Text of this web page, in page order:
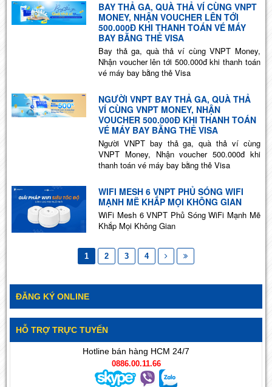
BAY THẢ GA, QUÀ THẢ VÍ CÙNG VNPT
MONEY, NHẬN VOUCHER LÊN TỚI
500.000Đ KHI THANH TOÁN VÉ MÁY
BAY BẰNG THẺ VISA
Bay thả ga, quà thả ví cùng VNPT Money,
Nhận voucher lên tới 500.000đ khi thanh toán
vé máy bay bằng thẻ Visa
NGƯỜI VNPT BAY THẢ GA, QUÀ THẢ
VÍ CÙNG VNPT MONEY, NHẬN
VOUCHER 500.000Đ KHI THANH TOÁN
VÉ MÁY BAY BẰNG THẺ VISA
Người VNPT bay thả ga, quà thả ví cùng
VNPT Money, Nhận voucher 500.000đ khi
thanh toán vé máy bay bằng thẻ Visa
WIFI MESH 6 VNPT PHỦ SÓNG WIFI
MẠNH MẼ KHẮP MỌI KHÔNG GIAN
WiFi Mesh 6 VNPT Phủ Sóng WiFi Mạnh Mẽ
Khắp Mọi Không Gian
1 2 3 4
ĐĂNG KÝ ONLINE
HỖ TRỢ TRỰC TUYẾN
Hotline bán hàng HCM 24/7
0886.00.11.66